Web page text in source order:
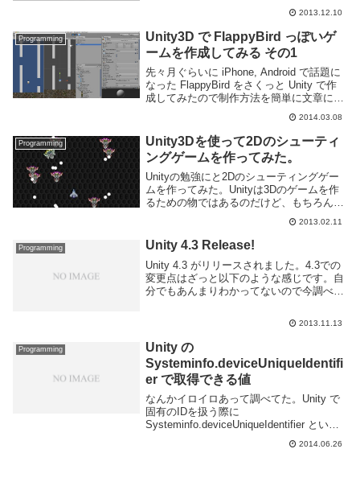
る。これをスクリプトから編集するにはど
うするか。rigidbody ...
2013.12.10
Programming
Unity3D で FlappyBird っぽいゲ
ームを作成してみる その1
先々月ぐらいに iPhone, Android で話題に
なった FlappyBird をさくっと Unity で作
成してみたので制作方法を簡単に文章にし
てみます。実制作時間は2時間ぐらいで
す。実際には艦これやりながらやってたの
でもっと・・・...
2014.03.08
Programming
Unity3Dを使って2Dのシューティ
ングゲームを作ってみた。
Unityの勉強にと2Dのシューティングゲー
ムを作ってみた。Unityは3Dのゲームを作
るための物ではあるのだけど、もちろん2D
のゲームも作成できる。そのためのフレー
ムワークなどもあるがとりあえずUnity本
体にある以外の機能は使わずに作成...
2013.02.11
Programming Unity 4.3 Release!
Unity 4.3 がリリースされました。4.3での
変更点はざっと以下のような感じです。自
分でもあんまりわかってないので今調べ
2013.11.13
Programming
Unity の
Systeminfo.deviceUniqueIdentifi
er で取得できる値
なんかイロイロあって調べてた。Unity で
固有のIDを扱う際に
Systeminfo.deviceUniqueIdentifier という
のを使用するとソレっぽい値を取得できる
のだけど、利用用途によっては罠にハマ
2014.06.26